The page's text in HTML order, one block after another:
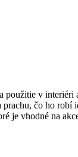
v
čo ho robí
je vhodné na